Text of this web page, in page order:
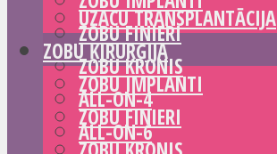
ZOBU FINIERI
ZOBU KRONIS
ALL-ON-4
ALL-ON-6
UZACU TRANSPLANTĀCIJA
ZOBU ĶIRURĢIJA
ZOBU IMPLANTI
ZOBU FINIERI